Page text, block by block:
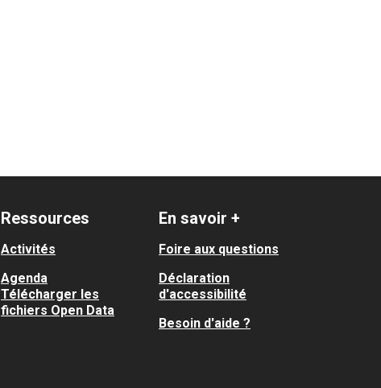
Ressources
Activités
Agenda
Télécharger les
fichiers Open Data
En savoir +
Foire aux questions
Déclaration
d'accessibilité
Besoin d'aide ?